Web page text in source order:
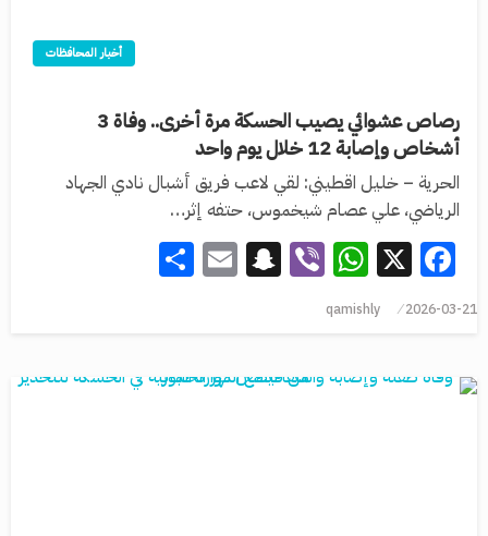
أخبار المحافظات
رصاص عشوائي يصيب الحسكة مرة أخرى.. وفاة 3
أشخاص وإصابة 12 خلال يوم واحد
الحرية – خليل اقطيني: لقي لاعب فريق أشبال نادي الجهاد
الرياضي، علي عصام شيخموس، حتفه إثر…
Facebook
X
WhatsApp
Viber
Snapchat
Email
2026-03-21
qamishly